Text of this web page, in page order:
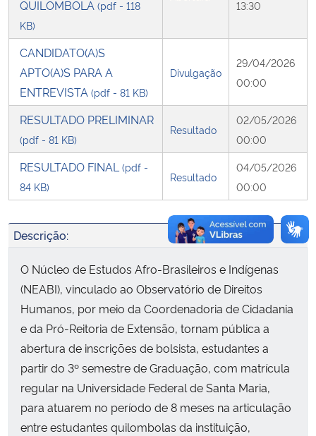
Secretaria-Geral
Secretaria de Governo
Gabinete de Segurança Institucional
Advocacia-Geral da União
Banco Central do Brasil
QUILOMBOLA (pdf - 118
KB)
13:30
CANDIDATO(A)S
APTO(A)S PARA A
ENTREVISTA (pdf - 81 KB)
Divulgação
29/04/2026
00:00
RESULTADO PRELIMINAR
(pdf - 81 KB)
Resultado
02/05/2026
00:00
RESULTADO FINAL (pdf -
84 KB)
Resultado
04/05/2026
00:00
Descrição:
O Núcleo de Estudos Afro-Brasileiros e Indígenas
(NEABI), vinculado ao Observatório de Direitos
Humanos, por meio da Coordenadoria de Cidadania
e da Pró-Reitoria de Extensão, tornam pública a
abertura de inscrições de bolsista, estudantes a
partir do 3º semestre de Graduação, com matrícula
regular na Universidade Federal de Santa Maria,
para atuarem no período de 8 meses na articulação
entre estudantes quilombolas da instituição,